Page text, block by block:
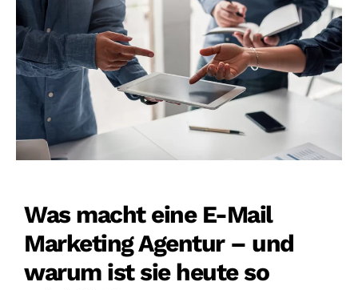
Was macht eine E-Mail
Marketing Agentur – und
warum ist sie heute so